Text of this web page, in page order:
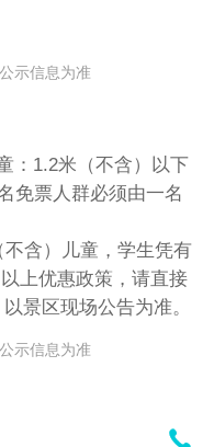
示信息为准
：1.2米（不含）以下
免票人群必须由一名
含）儿童，学生凭有
上优惠政策，请直接
景区现场公告为准。
示信息为准
